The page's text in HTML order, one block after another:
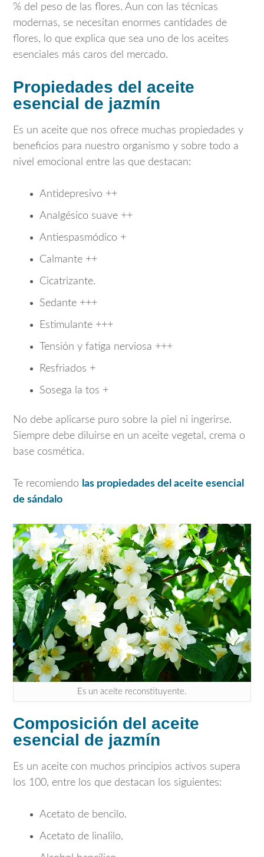
% del peso de las flores. Aun con las técnicas
modernas, se necesitan enormes cantidades de
flores, lo que explica que sea uno de los aceites
esenciales más caros del mercado.
Propiedades del aceite
esencial de jazmín
Es un aceite que nos ofrece muchas propiedades y
beneficios para nuestro organismo y sobre todo a
nivel emocional entre las que destacan:
Antidepresivo ++
Analgésico suave ++
Antiespasmódico +
Calmante ++
Cicatrizante.
Sedante +++
Estimulante +++
Tensión y fatiga nerviosa +++
Resfriados +
Sosega la tos +
No debe aplicarse puro sobre la piel ni ingerirse.
Siempre debe diluirse en un aceite vegetal, crema o
base cosmética.
Te recomiendo las propiedades del aceite esencial
de sándalo
Es un aceite reconstituyente.
Composición del aceite
esencial de jazmín
Es un aceite con muchos principios activos supera
los 100, entre los que destacan los siguientes:
Acetato de bencilo.
Acetato de linalilo,